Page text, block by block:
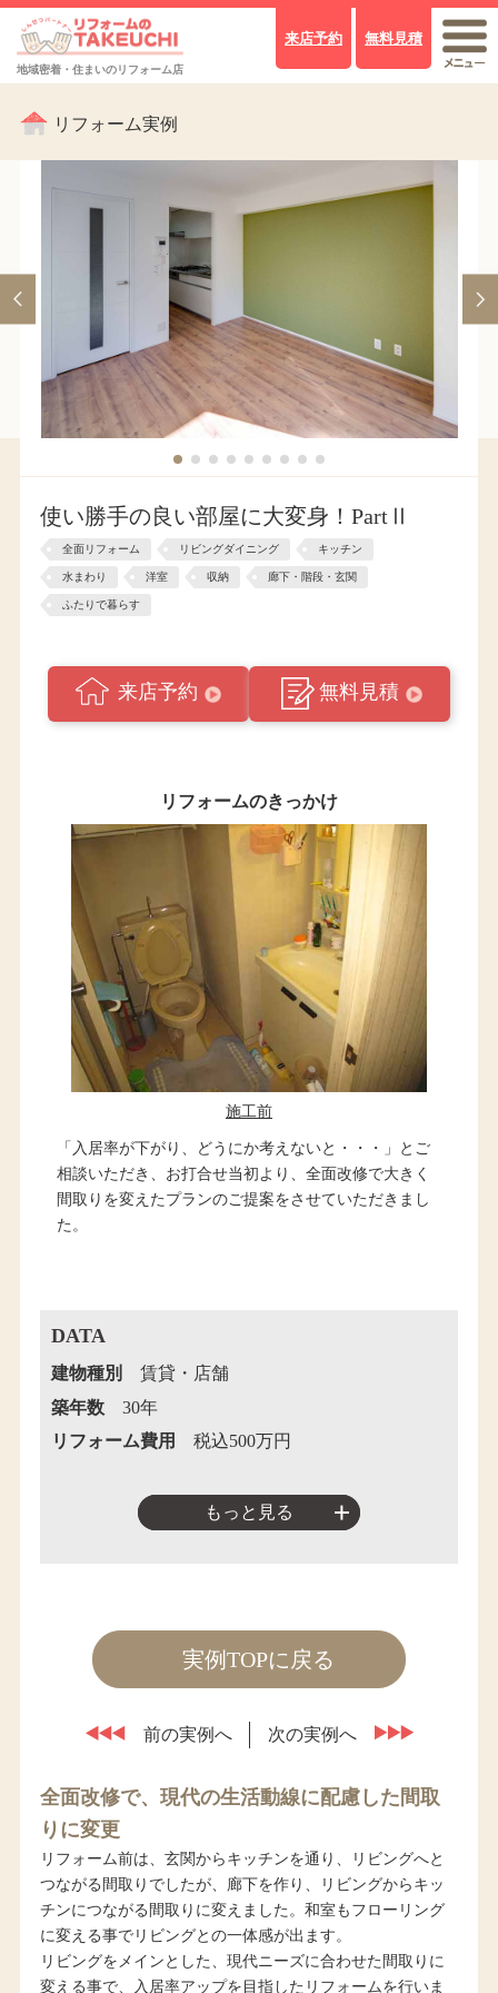
地域密着・住まいのリフォーム店
来店予約 無料見積
リフォーム実例
使い勝手の良い部屋に大変身！PartⅡ
全面リフォーム リビングダイニング キッチン
水まわり 洋室 収納 廊下・階段・玄関
ふたりで暮らす
来店予約 無料見積
リフォームのきっかけ
施工前
「入居率が下がり、どうにか考えないと・・・」とご
相談いただき、お打合せ当初より、全面改修で大きく
間取りを変えたプランのご提案をさせていただきまし
た。
DATA
建物種別
賃貸・店舗
築年数
30年
リフォーム費用
税込500万円
もっと見る
実例TOPに戻る
前の実例へ 次の実例へ
全面改修で、現代の生活動線に配慮した間取
りに変更
リフォーム前は、玄関からキッチンを通り、リビングへと
つながる間取りでしたが、廊下を作り、リビングからキッ
チンにつながる間取りに変えました。和室もフローリング
に変える事でリビングとの一体感が出ます。
リビングをメインとした、現代ニーズに合わせた間取りに
変える事で、入居率アップを目指したリフォームを行いま